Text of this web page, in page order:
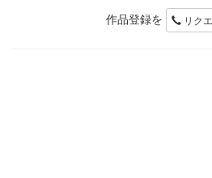
作品登録を リク